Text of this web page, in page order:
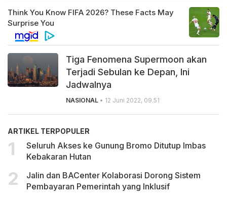
Tiga Fenomena Supermoon akan
Terjadi Sebulan ke Depan, Ini
Jadwalnya
NASIONAL • 12 Juni 2022, 09.51
ARTIKEL TERPOPULER
Seluruh Akses ke Gunung Bromo Ditutup Imbas
Kebakaran Hutan
Jalin dan BACenter Kolaborasi Dorong Sistem
Pembayaran Pemerintah yang Inklusif